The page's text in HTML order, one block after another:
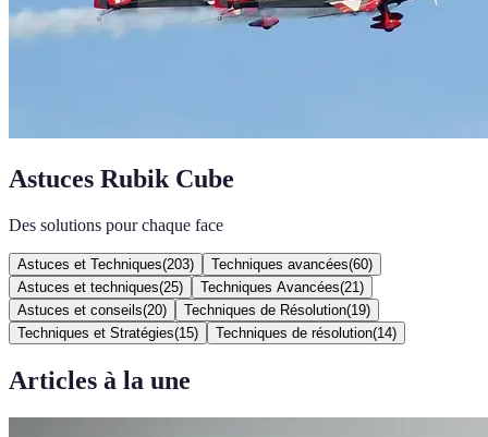
Astuces Rubik Cube
Des solutions pour chaque face
Astuces et Techniques(203) Techniques avancées(60)
Astuces et techniques(25) Techniques Avancées(21 )
Astuces et conseils(20) Techniques de Résolution(19)
Techniques et Stratégies(15) Techniques de résolution(14)
Articles à la une